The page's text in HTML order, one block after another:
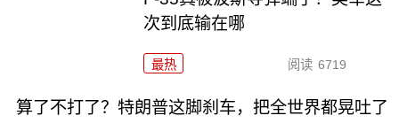
次到底输在哪
最热 阅读 6719
算了不打了？特朗普这脚刹车，把全世界都晃吐了